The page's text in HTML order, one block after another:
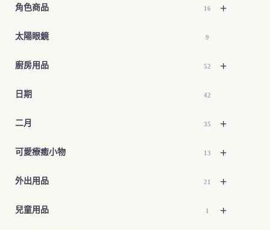
+
角色商品 16
太陽眼鏡 9
+
廚房用品 52
日期 42
+
二月 35
+
可愛療癒小物 13
+
外出用品 21
+
兒童用品 1